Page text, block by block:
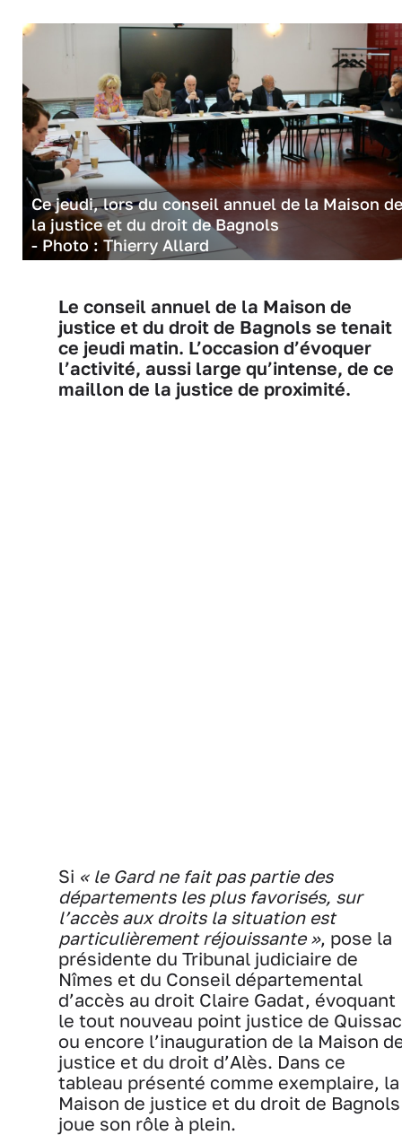
Ce jeudi, lors du conseil annuel de la Maison de
la justice et du droit de Bagnols
- Photo : Thierry Allard
Le conseil annuel de la Maison de
justice et du droit de Bagnols se tenait
ce jeudi matin. L’occasion d’évoquer
l’activité, aussi large qu’intense, de ce
maillon de la justice de proximité.
Si « le Gard ne fait pas partie des
départements les plus favorisés, sur
l’accès aux droits la situation est
particulièrement réjouissante », pose la
présidente du Tribunal judiciaire de
Nîmes et du Conseil départemental
d’accès au droit Claire Gadat, évoquant
le tout nouveau point justice de Quissac
ou encore l’inauguration de la Maison
justice et du droit d’Alès. Dans ce
tableau présenté comme exemplaire, la
Maison de justice et du droit de Bagnols
joue son rôle à plein.